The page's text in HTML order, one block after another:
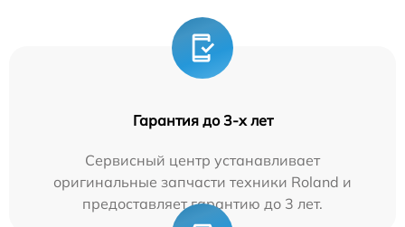
Гарантия до 3-х лет
Сервисный центр устанавливает
оригинальные запчасти техники Roland и
предоставляет гарантию до 3 лет.